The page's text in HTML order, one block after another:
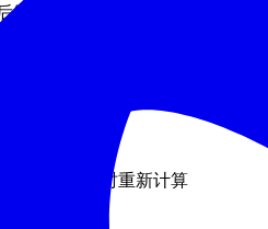
续请求触发后台重建
旧缓存
也不是"永远不变的纯静态文件",
特征:
应当一致
次请求都实时重新计算